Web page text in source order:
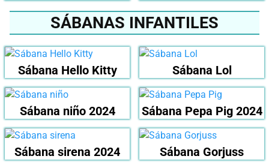
SÁBANAS INFANTILES
Sábana Hello Kitty Sábana Lol
Sábana niño 2024 Sábana Pepa Pig 2024
Sábana sirena 2024 Sábana Gorjuss